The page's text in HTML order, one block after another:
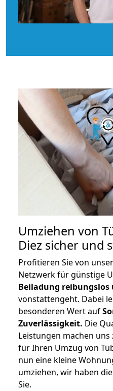
Umziehen von
Diez sicher und
Profitieren Sie von
Netzwerk für günstige
Beiladung reibungslos
vonstattengeht. Dabei
besonderen Wert auf
Zuverlässigkeit. Die
Leistungen machen
für Ihren Umzug von
nun eine kleine
umziehen, wir haben
Sie.